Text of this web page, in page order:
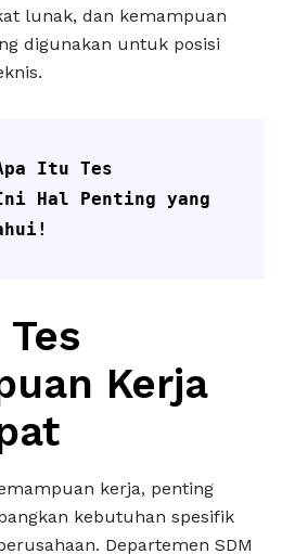
lunak, dan kemampuan
digunakan untuk posisi
Itu Tes
Ini Hal Penting yang
Kerja
kerja, penting
kebutuhan spesifik
Departemen SDM